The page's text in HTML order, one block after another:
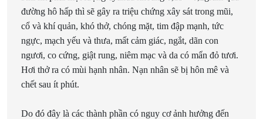
đường hô hấp thì sẽ gây ra triệu chứng xây sát trong mũi,
cổ và khí quản, khó thở, chóng mặt, tim đập mạnh, tức
ngực, mạch yếu và thưa, mất cảm giác, ngắt, dãn con
ngươi, co cứng, giật rung, niêm mạc và da có mẩn đỏ tươi.
Hơi thở ra có mùi hạnh nhân. Nạn nhân sẽ bị hôn mê và
chết sau ít phút.
Do đó đây là các thành phần có nguy cơ ảnh hưởng đến